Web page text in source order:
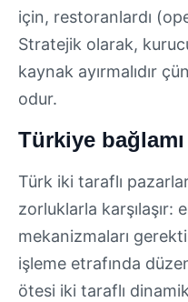
için, restoranlardı
Stratejik olarak,
kaynak ayırmalıdır
odur.
Türkiye bağlamı
Türk iki taraflı
zorluklarla karşılaşır:
mekanizmaları
işleme etrafında
ötesi iki taraflı